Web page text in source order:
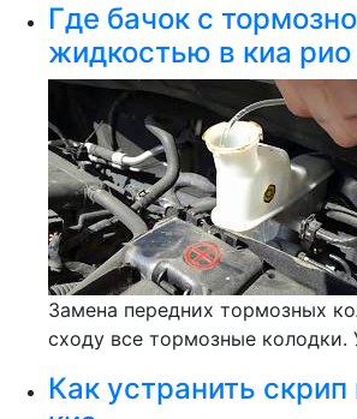
Где бачок с
жидкостью в киа рио
Замена передних тормозных
сходу все тормозные
Как устранить скрип